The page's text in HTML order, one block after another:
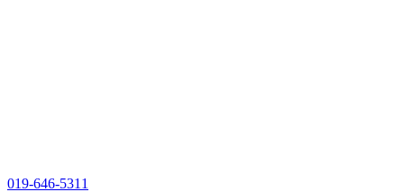
019-646-5311